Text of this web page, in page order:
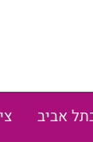
אביב